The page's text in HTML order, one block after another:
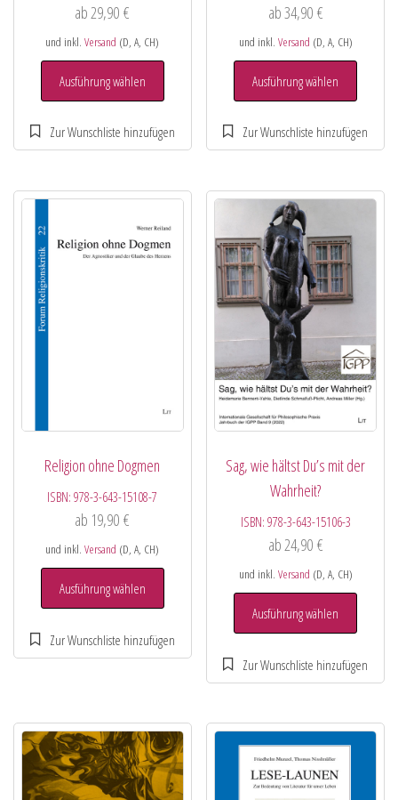
ab 29,90€
und inkl.Versand (D, A, CH)
Ausführung wählen
ab34,90 €
und inkl. Versand (D, A, CH)
Ausführung wählen
Religion ohne Dogmen
ISBN:978-3-643-15108-7
ab 19,90€
und inkl.Versand (D, A, CH)
Ausführung wählen
Sag, wie hältst Du’s mit der
Wahrheit?
ISBN: 978-3-643-15106-3
ab24,90 €
und inkl. Versand (D, A, CH)
Ausführung wählen